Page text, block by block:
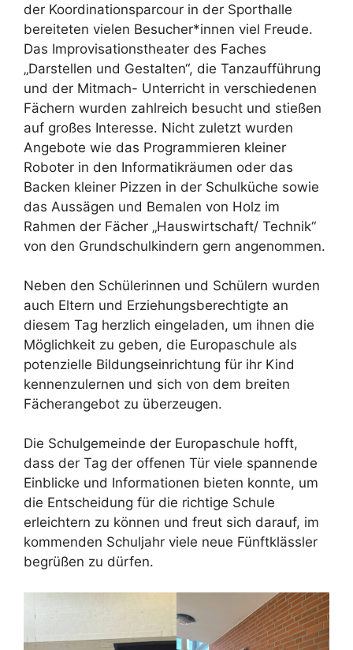
der Koordinationsparcour in der Sporthalle
bereiteten vielen Besucher*innen viel Freude.
Das Improvisationstheater des Faches
„Darstellen und Gestalten“, die Tanzaufführung
und der Mitmach- Unterricht in verschiedenen
Fächern wurden zahlreich besucht und stießen
auf großes Interesse. Nicht zuletzt wurden
Angebote wie das Programmieren kleiner
Roboter in den Informatikräumen oder das
Backen kleiner Pizzen in der Schulküche sowie
das Aussägen und Bemalen von Holz im
Rahmen der Fächer „Hauswirtschaft/ Technik“
von den Grundschulkindern gern angenommen.
Neben den Schülerinnen und Schülern wurden
auch Eltern und Erziehungsberechtigte an
diesem Tag herzlich eingeladen, um ihnen die
Möglichkeit zu geben, die Europaschule als
potenzielle Bildungseinrichtung für ihr Kind
kennenzulernen und sich von dem breiten
Fächerangebot zu überzeugen.
Die Schulgemeinde der Europaschule hofft,
dass der Tag der offenen Tür viele spannende
Einblicke und Informationen bieten konnte, um
die Entscheidung für die richtige Schule
erleichtern zu können und freut sich darauf, im
kommenden Schuljahr viele neue Fünftklässler
begrüßen zu dürfen.